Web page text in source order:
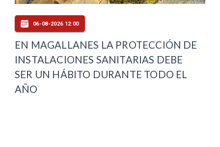
06-08-2026 12:00
EN MAGALLANES LA PROTECCIÓN DE
INSTALACIONES SANITARIAS DEBE
SER UN HÁBITO DURANTE TODO EL
AÑO